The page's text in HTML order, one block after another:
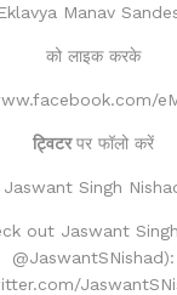
Eklavya Manav
को लाइक करके
ट्विटरपर फॉलो करें
Jaswant Singh
out Jaswant
@JaswantSNishad):